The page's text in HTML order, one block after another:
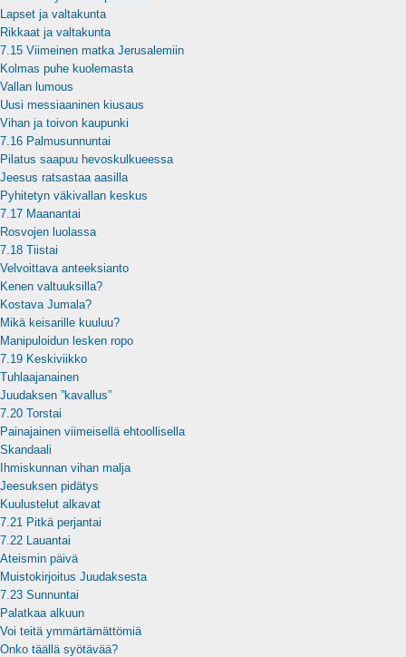
Lapset ja valtakunta
Rikkaat ja valtakunta
7.15 Viimeinen matka Jerusalemiin
Kolmas puhe kuolemasta
Vallan lumous
Uusi messiaaninen kiusaus
Vihan ja toivon kaupunki
7.16 Palmusunnuntai
Pilatus saapuu hevoskulkueessa
Jeesus ratsastaa aasilla
Pyhitetyn väkivallan keskus
7.17 Maanantai
Rosvojen luolassa
7.18 Tiistai
Velvoittava anteeksianto
Kenen valtuuksilla?
Kostava Jumala?
Mikä keisarille kuuluu?
Manipuloidun lesken ropo
7.19 Keskiviikko
Tuhlaajanainen
Juudaksen ”kavallus”
7.20 Torstai
Painajainen viimeisellä ehtoollisella
Skandaali
Ihmiskunnan vihan malja
Jeesuksen pidätys
Kuulustelut alkavat
7.21 Pitkä perjantai
7.22 Lauantai
Ateismin päivä
Muistokirjoitus Juudaksesta
7.23 Sunnuntai
Palatkaa alkuun
Voi teitä ymmärtämättömiä
Onko täällä syötävää?